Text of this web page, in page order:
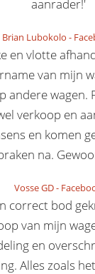
aanrader!'
Brian Lubokolo -
en vlotte
van mijn
andere wagen.
verkoop en
en komen
na.
Vosse GD-
correct bod
van mijn
en
Alles zoals